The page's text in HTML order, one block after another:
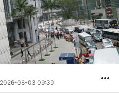
2026-08-03 09:39